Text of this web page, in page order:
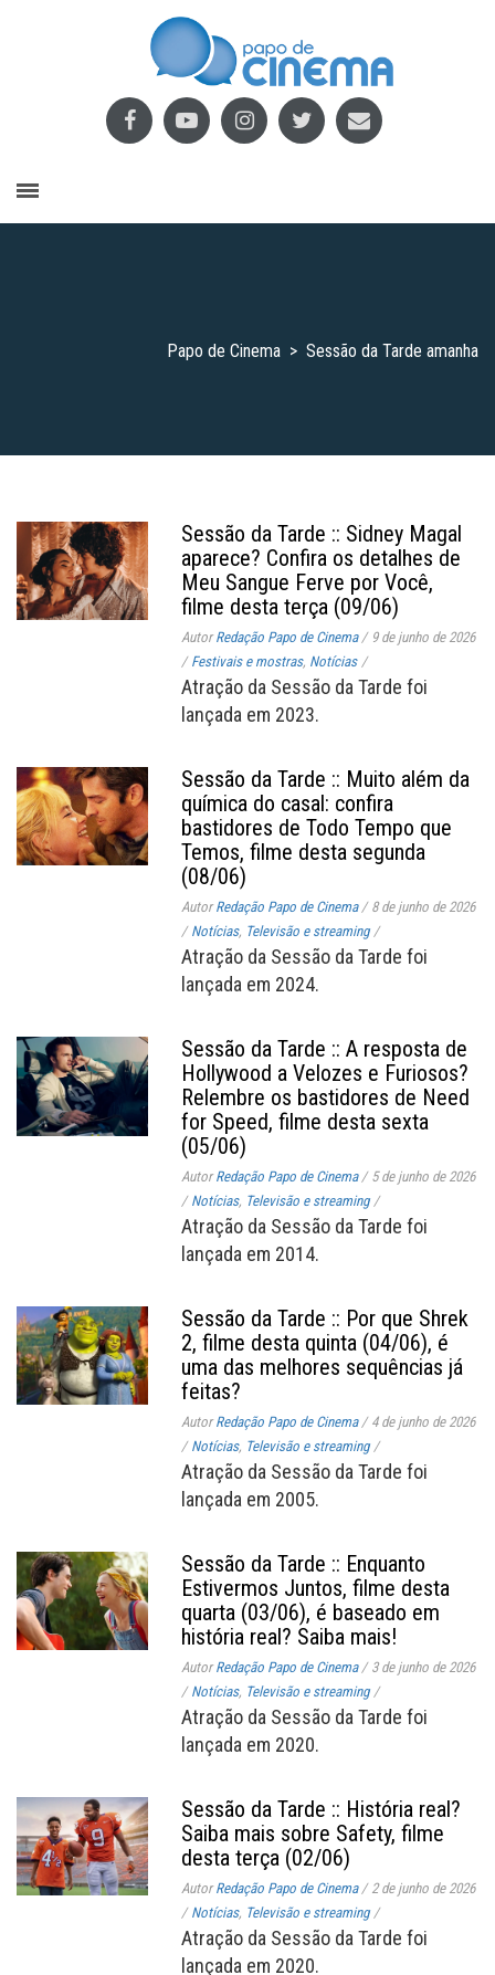
Papo de Cinema > Sessão da Tarde amanha
Sessão da Tarde :: Sidney Magal
aparece? Confira os detalhes de
Meu Sangue Ferve por Você,
filme desta terça (09/06)
AutorRedação Papo de Cinema / 9 de junho de 2026
/ Festivais e mostras, Notícias /
Atração da Sessão da Tarde foi
lançada em 2023.
Sessão da Tarde :: Muito além da
química do casal: confira
bastidores de Todo Tempo que
Temos, filme desta segunda
(08/06)
AutorRedação Papo de Cinema / 8 de junho de 2026
/ Notícias, Televisão e streaming /
Atração da Sessão da Tarde foi
lançada em 2024.
Sessão da Tarde :: A resposta de
Hollywood a Velozes e Furiosos?
Relembre os bastidores de Need
for Speed, filme desta sexta
(05/06)
AutorRedação Papo de Cinema / 5 de junho de 2026
/ Notícias, Televisão e streaming /
Atração da Sessão da Tarde foi
lançada em 2014.
Sessão da Tarde :: Por que Shrek
2, filme desta quinta (04/06), é
uma das melhores sequências já
feitas?
AutorRedação Papo de Cinema / 4 de junho de 2026
/ Notícias, Televisão e streaming /
Atração da Sessão da Tarde foi
lançada em 2005.
Sessão da Tarde :: Enquanto
Estivermos Juntos, filme desta
quarta (03/06), é baseado em
história real? Saiba mais!
AutorRedação Papo de Cinema / 3 de junho de 2026
/ Notícias, Televisão e streaming /
Atração da Sessão da Tarde foi
lançada em 2020.
Sessão da Tarde :: História real?
Saiba mais sobre Safety, filme
desta terça (02/06)
AutorRedação Papo de Cinema / 2 de junho de 2026
/ Notícias, Televisão e streaming /
Atração da Sessão da Tarde foi
lançada em 2020.